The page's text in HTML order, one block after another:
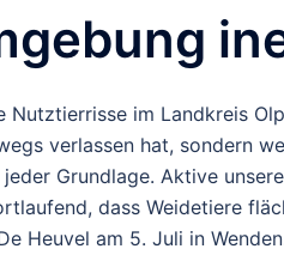
Nutztierrisse im Landkreis
verlassen hat, sondern
Grundlage. Aktive
dass Weidetiere
Heuvel am 5. Juli in